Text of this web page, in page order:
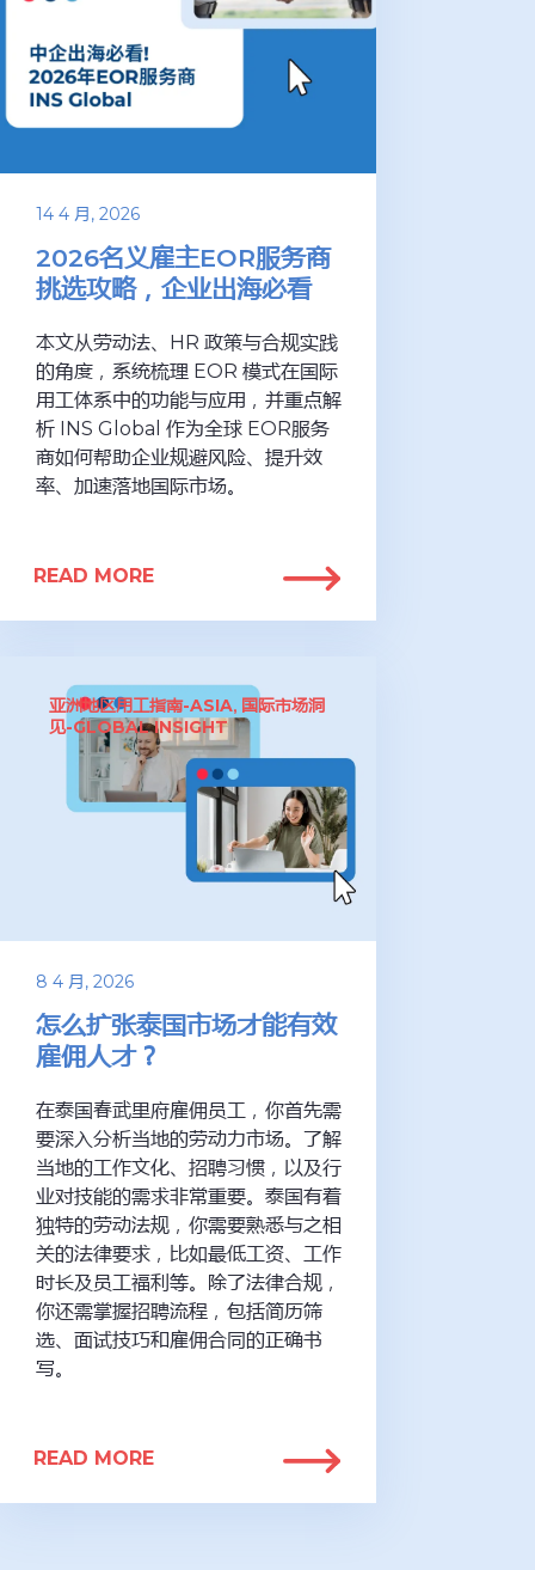
14 4 月, 2026
2026名义雇主EOR服务商
挑选攻略，企业出海必看
本文从劳动法、HR 政策与合规实践
的角度，系统梳理 EOR 模式在国际
用工体系中的功能与应用，并重点解
析 INS Global 作为全球 EOR服务
商如何帮助企业规避风险、提升效
率、加速落地国际市场。
READ MORE
亚洲地区用工指南-ASIA, 国际市场洞
见-GLOBAL INSIGHT
8 4 月, 2026
怎么扩张泰国市场才能有效
雇佣人才？
在泰国春武里府雇佣员工，你首先需
要深入分析当地的劳动力市场。了解
当地的工作文化、招聘习惯，以及行
业对技能的需求非常重要。泰国有着
独特的劳动法规，你需要熟悉与之相
关的法律要求，比如最低工资、工作
时长及员工福利等。除了法律合规，
你还需掌握招聘流程，包括简历筛
选、面试技巧和雇佣合同的正确书
写。
READ MORE